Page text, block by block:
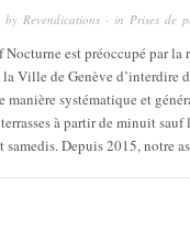
by Revendications · in Prises de
est préoccupé par la
Ville de Genève d’interdire
manière systématique et
à partir de minuit sauf
samedis. Depuis 2015, notre